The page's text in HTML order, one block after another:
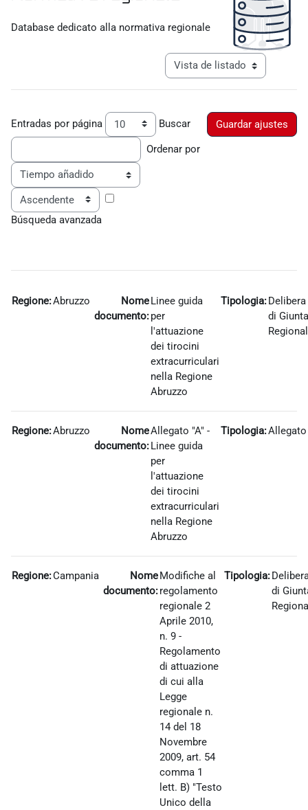
Database dedicato alla normativa regionale
Ver modo de navegación
Entradas por página Buscar
Ordenar por
Búsqueda avanzada
Regione:Abruzzo
Nome
documento:
Linee guida
per
l'attuazione
dei tirocini
extracurriculari
nella Regione
Abruzzo
Tipologia:Delibera
di Giunta
Regione:Abruzzo
Nome
documento:
Allegato "A" -
Linee guida
per
l'attuazione
dei tirocini
extracurriculari
nella Regione
Abruzzo
Tipologia:Allegato
Regione:Campania
Nome
documento:
Modifiche al
regolamento
regionale 2
Aprile 2010,
n. 9 -
Regolamento
di attuazione
di cui alla
Legge
regionale n.
14 del 18
Novembre
2009, art. 54
comma 1
lett. B) "Testo
Unico della
Tipologia:
di